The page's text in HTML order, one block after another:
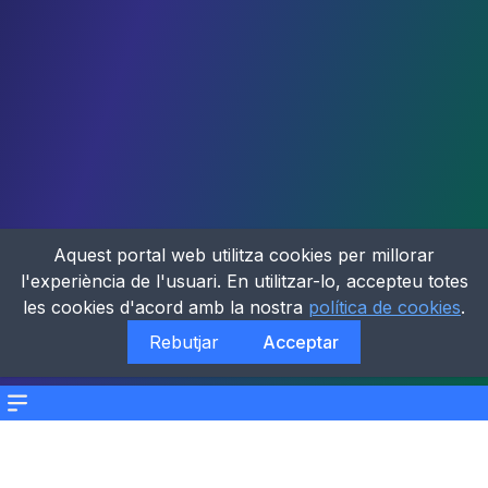
Menu
Aquest portal web utilitza cookies per millorar
l'experiència de l'usuari. En utilitzar-lo, accepteu totes
les cookies d'acord amb la nostra política de cookies.
Rebutjar
Acceptar